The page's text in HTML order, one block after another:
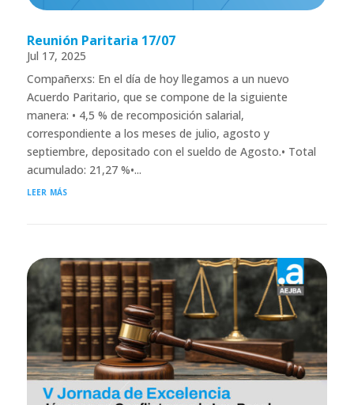
Reunión Paritaria 17/07
Jul 17, 2025
Compañerxs: En el día de hoy llegamos a un nuevo
Acuerdo Paritario, que se compone de la siguiente
manera: • 4,5 % de recomposición salarial,
correspondiente a los meses de julio, agosto y
septiembre, depositado con el sueldo de Agosto.• Total
acumulado: 21,27 %•...
leer más